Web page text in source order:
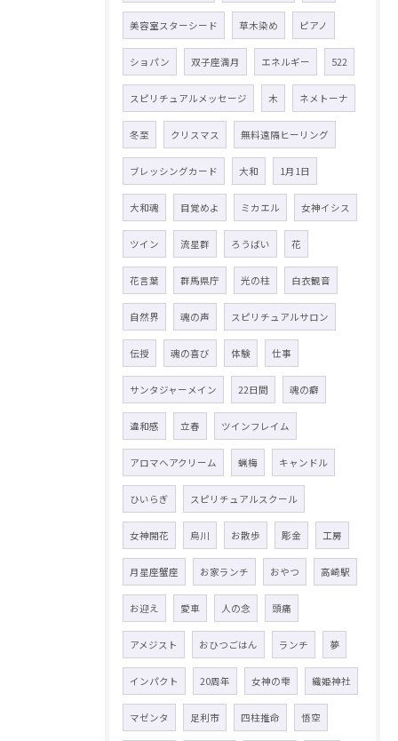
美容室スターシード 草木染め ピアノ
ショパン 双子座満月 エネルギー 522
スピリチュアルメッセージ 木 ネメトーナ
冬至 クリスマス 無料遠隔ヒーリング
ブレッシングカード 大和 1月1日
大和魂 目覚めよ ミカエル 女神イシス
ツイン 流星群 ろうばい 花
花言葉 群馬県庁 光の柱 白衣観音
自然界 魂の声 スピリチュアルサロン
伝授 魂の喜び 体験 仕事
サンタジャーメイン 22日間 魂の癖
違和感 立春 ツインフレイム
アロマヘアクリーム 蝋梅 キャンドル
ひいらぎ スピリチュアルスクール
女神開花 烏川 お散歩 彫金 工房
月星座蟹座 お家ランチ おやつ 高崎駅
お迎え 愛車 人の念 頭痛
アメジスト おひつごはん ランチ 夢
インパクト 20周年 女神の雫 織姫神社
マゼンタ 足利市 四柱推命 悟空